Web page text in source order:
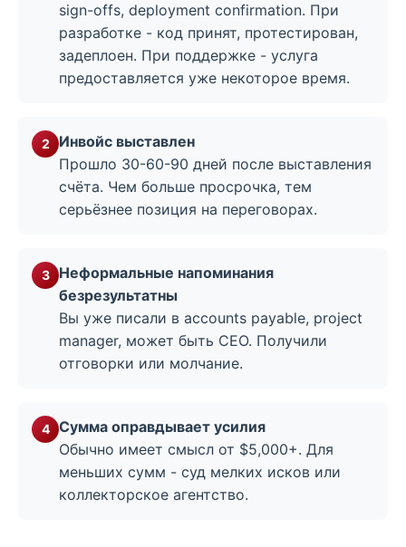
sign-offs, deployment confirmation. При
разработке - код принят, протестирован,
задеплоен. При поддержке - услуга
предоставляется уже некоторое время.
Инвойс выставлен
Прошло 30-60-90 дней после выставления
счёта. Чем больше просрочка, тем
серьёзнее позиция на переговорах.
Неформальные напоминания
безрезультатны
Вы уже писали в accounts payable, project
manager, может быть CEO. Получили
отговорки или молчание.
Сумма оправдывает усилия
Обычно имеет смысл от $5,000+. Для
меньших сумм - суд мелких исков или
коллекторское агентство.